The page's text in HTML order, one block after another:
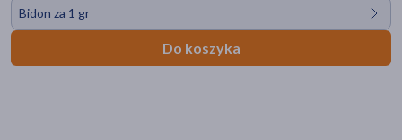
Bidon za 1 gr
Do koszyka